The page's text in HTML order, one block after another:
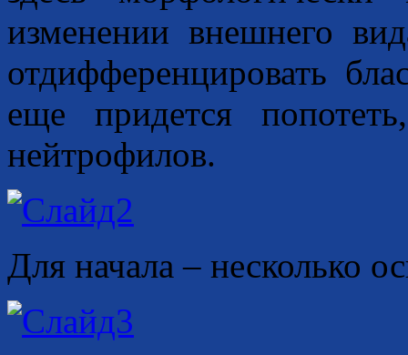
изменении внешнего
отдифференцировать
еще придется
нейтрофилов.
Для начала – несколько